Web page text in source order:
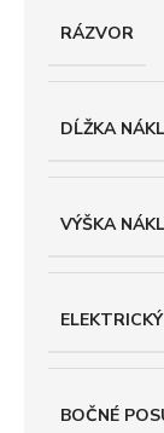
RÁZVOR
DĹŽKA
VÝŠKA
BOČNÉ